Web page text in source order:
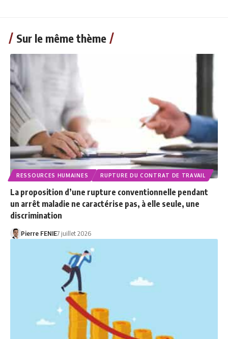
Sur le même thème
RESSOURCES HUMAINES RUPTURE DU CONTRAT DE TRAVAIL
La proposition d’une rupture conventionnelle pendant
un arrêt maladie ne caractérise pas, à elle seule, une
discrimination
Pierre FENIE7 juillet 2026